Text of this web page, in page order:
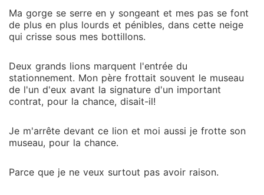
referai pas les mêmes erreurs. Cette fois... je vais me
racheter du mal que j'ai fait à tous mes proches... et
toi le premier, mon cher ex-mari! Bref, cette histoire
adultère.
Ma gorge se serre en y songeant et mes pas se font
de plus en plus lourds et pénibles, dans cette neige
qui crisse sous mes bottillons.
Deux grands lions marquent l'entrée du
stationnement. Mon père frottait souvent le museau
de l'un d'eux avant la signature d'un important
contrat, pour la chance, disait-il!
Je m'arrête devant ce lion et moi aussi je frotte son
museau, pour la chance.
Parce que je ne veux surtout pas avoir raison.